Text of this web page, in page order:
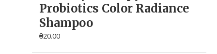
Probiotics Color Radiance
Shampoo
₴20.00